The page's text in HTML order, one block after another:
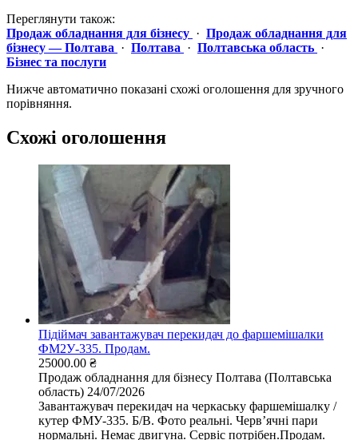
Переглянути також:
Продаж обладнання для бізнесу · Продаж обладнання для
бізнесу — Полтава · Полтава · Полтавська область ·
Бізнес та послуги
Нижче автоматично показані схожі оголошення для зручного
порівняння.
Схожі оголошення
Підіймач завантажувач перекидач до фаршемішалки
ФМ2У-335. Продам.
25000.00 ₴
Продаж обладнання для бізнесу Полтава (Полтавська
область) 24/07/2026
Завантажувач перекидач на черкаську фаршемішалку /
кутер ФМУ-335. Б/В. Фото реальні. Червʼячні пари
нормальні. Немає двигуна. Сервіс потрібен.Продам.